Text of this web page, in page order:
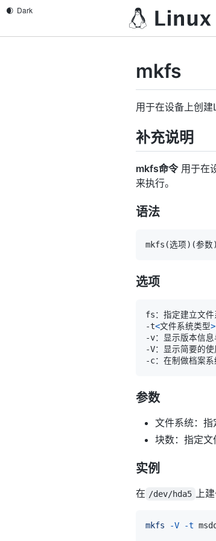
mkfs
用于在设备上创
补充说明
mkfs命令用于在
来执行。
语法
mkfs (选项) (参数)
选项
-t<文件系统类型>
参数
文件系统：指
块数：指定文
实例
在 /dev/hda5 上
mkfs -V -t